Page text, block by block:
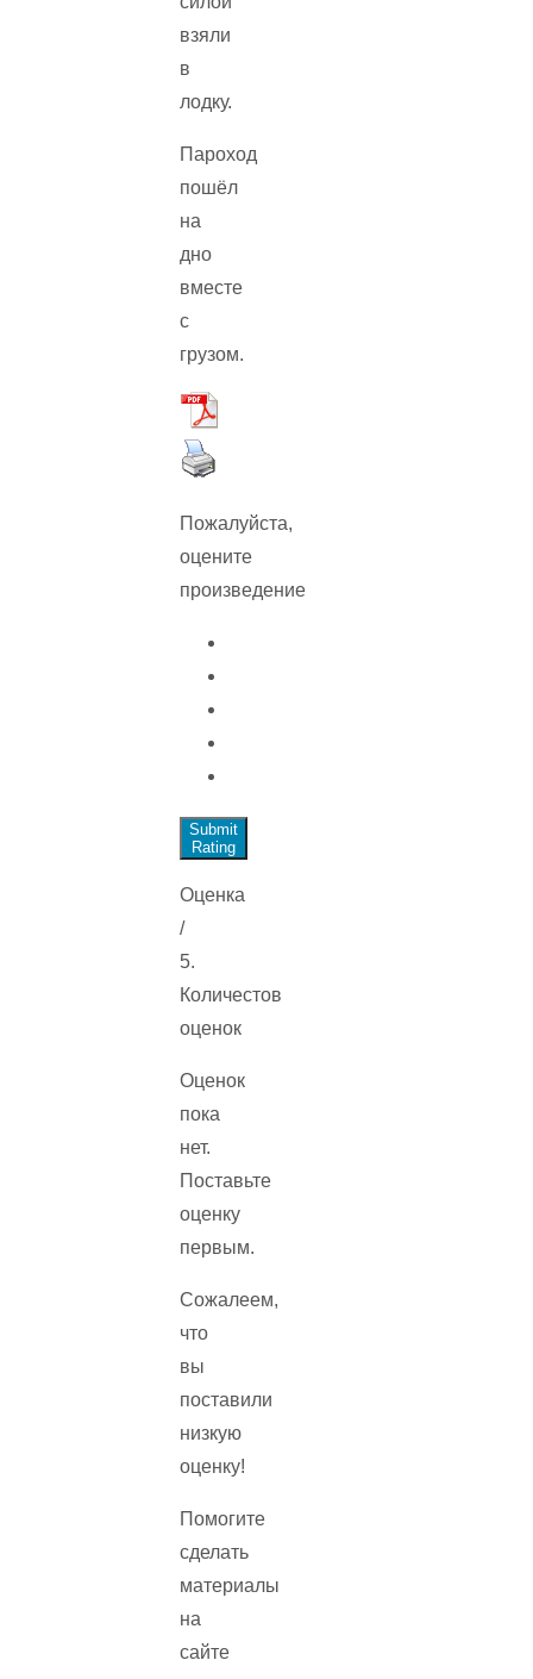
взяли
в
лодку.
Пароход
пошёл
на
дно
вместе
с
грузом.
Пожалуйста,
оцените
произведение
Submit
Rating
Оценка
/
5.
Количестов
оценок
Оценок
пока
нет.
Поставьте
оценку
первым.
Сожалеем,
что
вы
поставили
низкую
оценку!
Помогите
сделать
материалы
на
сайте